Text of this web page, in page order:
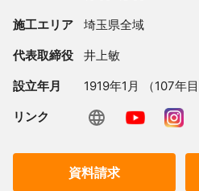
施工エリア 埼玉県全域
代表取締役 井上敏
設立年月 1919年1月 （107年目
リンク
資料請求